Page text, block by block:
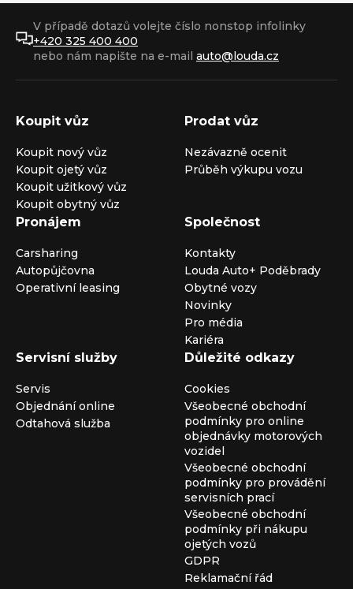
V případě dotazů volejte číslo nonstop infolinky
+420 325 400 400
nebo nám napište na e-mail auto@louda.cz
Koupit vůz
Koupit nový vůz
Koupit ojetý vůz
Koupit užitkový vůz
Koupit obytný vůz
Prodat vůz
Nezávazně ocenit
Průběh výkupu vozu
Pronájem
Carsharing
Autopůjčovna
Operativní leasing
Společnost
Kontakty
Louda Auto+ Poděbrady
Obytné vozy
Novinky
Pro média
Kariéra
Servisní služby
Servis
Objednání online
Odtahová služba
Důležité odkazy
Cookies
Všeobecné obchodní
podmínky pro online
objednávky motorových
vozidel
Všeobecné obchodní
podmínky pro provádění
servisních prací
Všeobecné obchodní
podmínky při nákupu
ojetých vozů
GDPR
Reklamační řád